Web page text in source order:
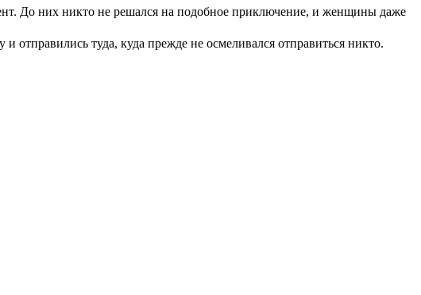
До них никто не решался на подобное приключение, и женщины даже
отправились туда, куда прежде не осмеливался отправиться никто.